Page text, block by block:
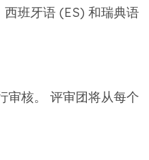
班牙语 (ES) 和瑞典语
审核。 评审团将从每个